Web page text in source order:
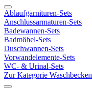
Ablaufgarnituren-Sets
Anschlussarmaturen-Sets
Badewannen-Sets
Badmöbel-Sets
Duschwannen-Sets
Vorwandelemente-Sets
WC- & Urinal-Sets
Zur Kategorie Waschbecken